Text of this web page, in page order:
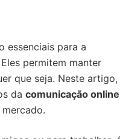
essenciais para a
permitem manter
que seja. Neste artigo,
da comunicação online